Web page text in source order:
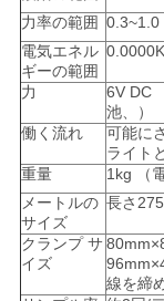
力率の範囲 0.3~1.0
電気エネル
ギーの範囲
力
6V DC
池、）
働く流れ
可能に
ライト
重量
1kg （
メートルの
サイズ
長さ
クランプ サ
イズ
線を締